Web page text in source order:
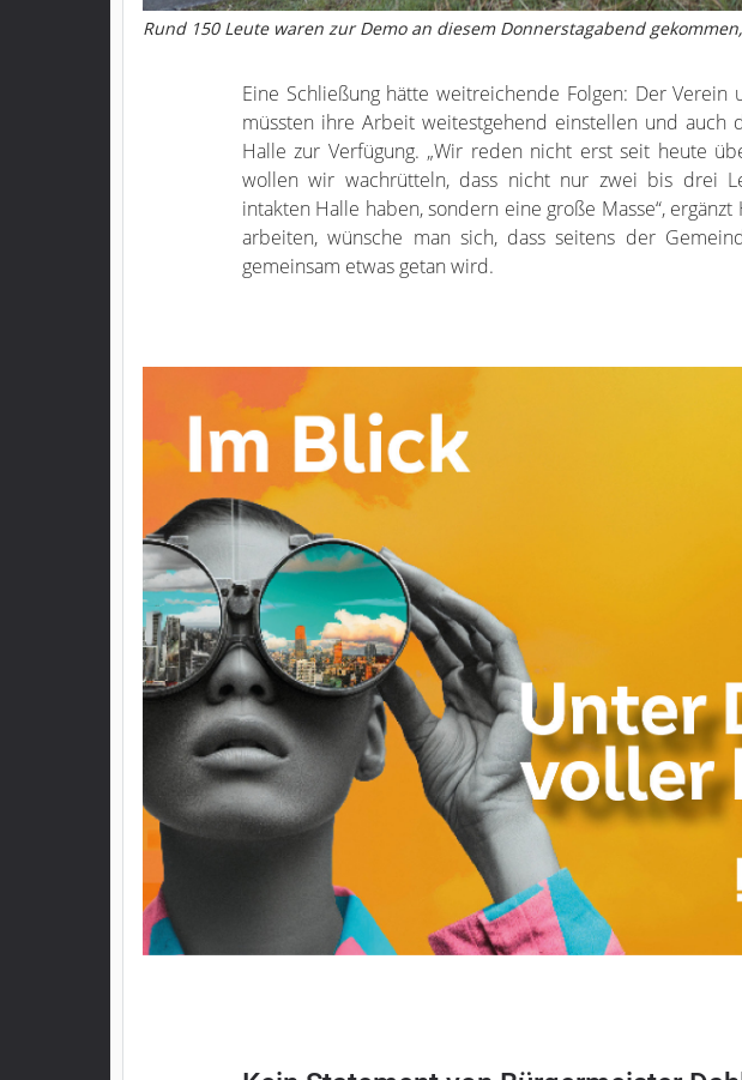
Rund 150 Leute waren zur Demo an diesem Donnerstagabend
Eine Schließung hätte weitreichende Folgen: Der
müssten ihre Arbeit weitestgehend einstellen und auch
Halle zur Verfügung. „Wir reden nicht erst seit heute
wollen wir wachrütteln, dass nicht nur zwei bis drei
intakten Halle haben, sondern eine große Masse“,
arbeiten, wünsche man sich, dass seitens der
gemeinsam etwas getan wird.